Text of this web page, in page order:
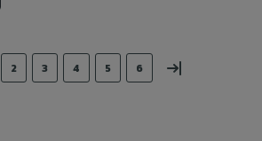
2 3 4 5 6 »